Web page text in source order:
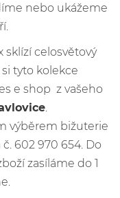
nebo ukážeme
sklízí celosvětový
tyto kolekce
e shop z vašeho
.
výběrem bižuterie
602 970 654. Do
zasíláme do 1